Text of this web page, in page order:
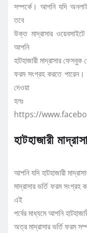
সম্পর্কে। আপনি যদি
তবে
উক্ত মাদ্রাসার
আপনি
হাটহাজারী মাদ্রাসার
ফরম সংগ্রহ করতে পারেন।
দেওয়া
হলঃ
https://
হাটহাজারী
আপনি যদি হাটহাজারী
মাদ্রাসার ভর্তি ফরম
এই
পর্বের মাধ্যমে আপনি
অত্র মাদ্রাসার ভর্তি ফরম